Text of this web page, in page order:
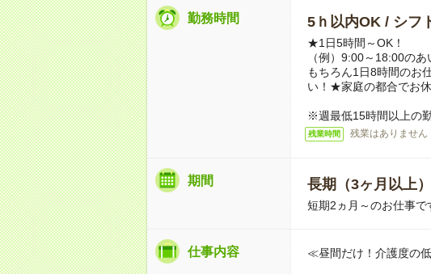
勤務時間 5ｈ以内OK / シフ
★1日5時間～OK！
（例）9:00～18:00のあ
もちろん1日8時間のお
い！★家庭の都合でお
※週最低15時間以上の
残業時間 残業はありません
期間 長期（3ヶ月以上）
短期2ヵ月～のお仕事
仕事内容 ≪昼間だけ！介護度の